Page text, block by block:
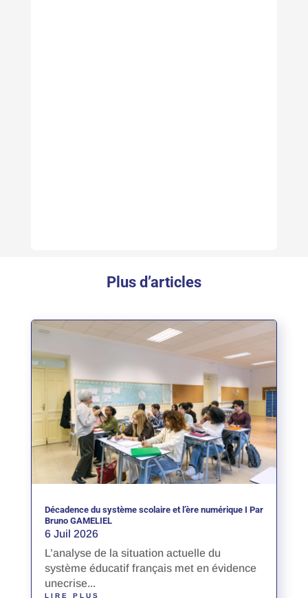
Plus d’articles
Décadence du système scolaire et l’ère numérique I Par
Bruno GAMELIEL
6 Juil 2026
L’analyse de la situation actuelle du
système éducatif français met en évidence
unecrise...
LIRE PLUS